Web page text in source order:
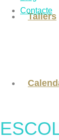
Tallers
Contacte